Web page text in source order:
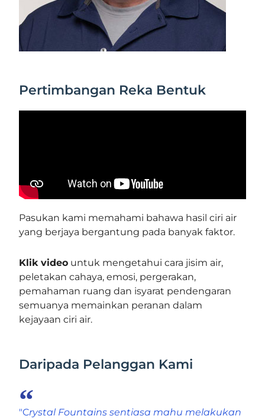
Pertimbangan Reka Bentuk
Pasukan kami memahami bahawa hasil ciri air
yang berjaya bergantung pada banyak faktor.
Klik video untuk mengetahui cara jisim air,
peletakan cahaya, emosi, pergerakan,
pemahaman ruang dan isyarat pendengaran
semuanya memainkan peranan dalam
kejayaan ciri air.
Daripada Pelanggan Kami
"Crystal Fountains sentiasa mahu melakukan